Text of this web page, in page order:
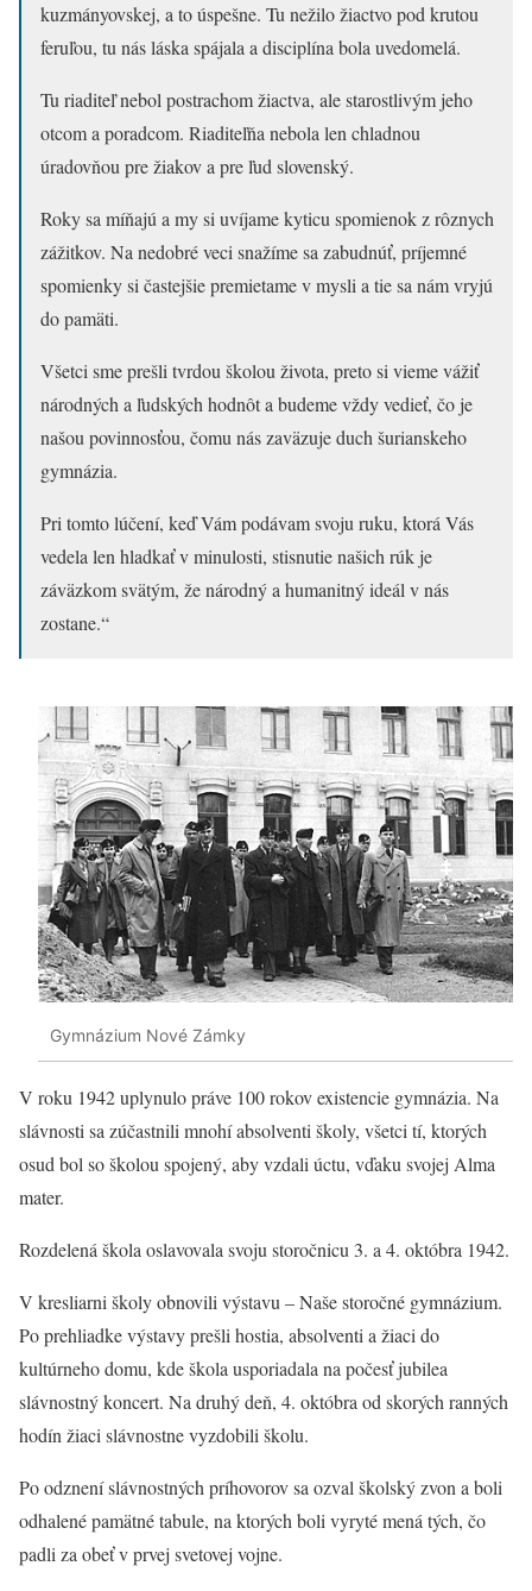
kuzmányovskej, a to úspešne. Tu nežilo žiactvo pod krutou
feruľou, tu nás láska spájala a disciplína bola uvedomelá.
Tu riaditeľ nebol postrachom žiactva, ale starostlivým jeho
otcom a poradcom. Riaditeľňa nebola len chladnou
úradovňou pre žiakov a pre ľud slovenský.
Roky sa míňajú a my si uvíjame kyticu spomienok z rôznych
zážitkov. Na nedobré veci snažíme sa zabudnúť, príjemné
spomienky si častejšie premietame v mysli a tie sa nám vryjú
do pamäti.
Všetci sme prešli tvrdou školou života, preto si vieme vážiť
národných a ľudských hodnôt a budeme vždy vedieť, čo je
našou povinnosťou, čomu nás zaväzuje duch šurianskeho
gymnázia.
Pri tomto lúčení, keď Vám podávam svoju ruku, ktorá Vás
vedela len hladkať v minulosti, stisnutie našich rúk je
záväzkom svätým, že národný a humanitný ideál v nás
zostane.“
Gymnázium Nové Zámky
V roku 1942 uplynulo práve 100 rokov existencie gymnázia. Na
slávnosti sa zúčastnili mnohí absolventi školy, všetci tí, ktorých
osud bol so školou spojený, aby vzdali úctu, vďaku svojej Alma
mater.
Rozdelená škola oslavovala svoju storočnicu 3. a 4. októbra 1942.
V kresliarni školy obnovili výstavu – Naše storočné gymnázium.
Po prehliadke výstavy prešli hostia, absolventi a žiaci do
kultúrneho domu, kde škola usporiadala na počesť jubilea
slávnostný koncert. Na druhý deň, 4. októbra od skorých ranných
hodín žiaci slávnostne vyzdobili školu.
Po odznení slávnostných príhovorov sa ozval školský zvon a boli
odhalené pamätné tabule, na ktorých boli vyryté mená tých, čo
padli za obeť v prvej svetovej vojne.